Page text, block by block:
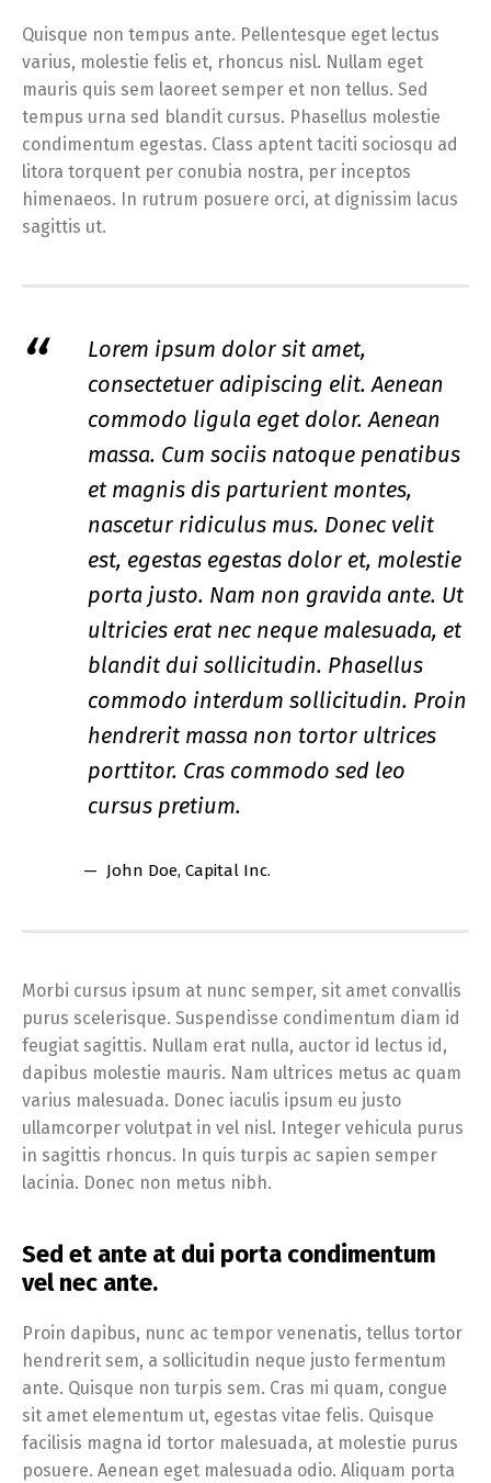
Quisque non tempus ante. Pellentesque eget lectus
varius, molestie felis et, rhoncus nisl. Nullam eget
mauris quis sem laoreet semper et non tellus. Sed
tempus urna sed blandit cursus. Phasellus molestie
condimentum egestas. Class aptent taciti sociosqu ad
litora torquent per conubia nostra, per inceptos
himenaeos. In rutrum posuere orci, at dignissim lacus
sagittis ut.
Lorem ipsum dolor sit amet,
consectetuer adipiscing elit. Aenean
commodo ligula eget dolor. Aenean
massa. Cum sociis natoque penatibus
et magnis dis parturient montes,
nascetur ridiculus mus. Donec velit
est, egestas egestas dolor et, molestie
porta justo. Nam non gravida ante. Ut
ultricies erat nec neque malesuada, et
blandit dui sollicitudin. Phasellus
commodo interdum sollicitudin. Proin
hendrerit massa non tortor ultrices
porttitor. Cras commodo sed leo
cursus pretium.
John Doe, Capital Inc.
Morbi cursus ipsum at nunc semper, sit amet convallis
purus scelerisque. Suspendisse condimentum diam id
feugiat sagittis. Nullam erat nulla, auctor id lectus id,
dapibus molestie mauris. Nam ultrices metus ac quam
varius malesuada. Donec iaculis ipsum eu justo
ullamcorper volutpat in vel nisl. Integer vehicula purus
in sagittis rhoncus. In quis turpis ac sapien semper
lacinia. Donec non metus nibh.
Sed et ante at dui porta condimentum
vel nec ante.
Proin dapibus, nunc ac tempor venenatis, tellus tortor
hendrerit sem, a sollicitudin neque justo fermentum
ante. Quisque non turpis sem. Cras mi quam, congue
sit amet elementum ut, egestas vitae felis. Quisque
facilisis magna id tortor malesuada, at molestie purus
posuere. Aenean eget malesuada odio. Aliquam porta